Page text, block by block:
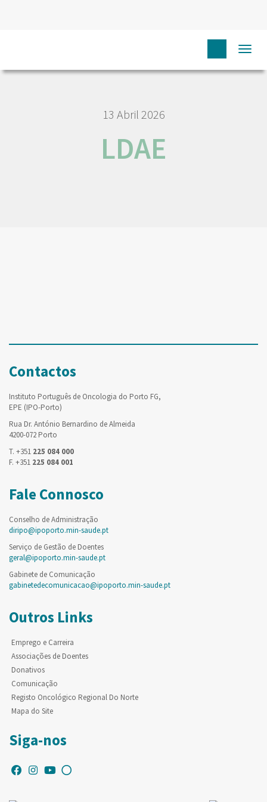
13 Abril 2026
LDAE
Contactos
Instituto Português de Oncologia do Porto FG,
EPE (IPO-Porto)
Rua Dr. António Bernardino de Almeida
4200-072 Porto
T. +351 225 084 000
F. +351 225 084 001
Fale Connosco
Conselho de Administração
diripo@ipoporto.min-saude.pt
Serviço de Gestão de Doentes
geral@ipoporto.min-saude.pt
Gabinete de Comunicação
gabinetedecomunicacao@ipoporto.min-saude.pt
Outros Links
Emprego e Carreira
Associações de Doentes
Donativos
Comunicação
Registo Oncológico Regional Do Norte
Mapa do Site
Siga-nos